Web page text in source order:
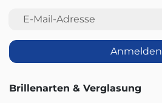
E-Mail-Adresse
Anmelden
Brillenarten & Verglasung